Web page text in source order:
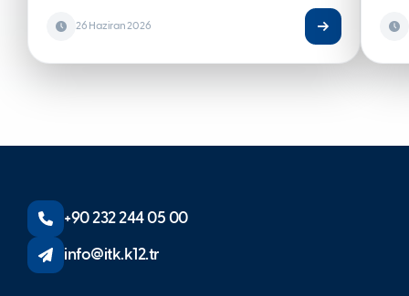
26 Haziran 2026
+90 232 244 05 00
info@itk.k12.tr